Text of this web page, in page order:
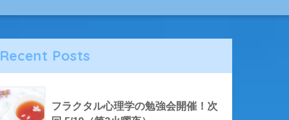
Recent Posts
フラクタル心理学の勉強会開催！次